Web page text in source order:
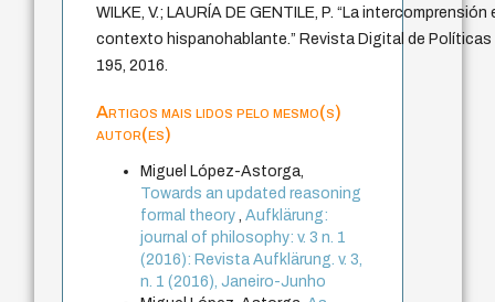
WILKE, V.; LAURÍA DE GENTILE, P. “La
contexto hispanohablante.” Revista Digital de
195, 2016.
Artigos mais lidos pelo mesmo(s)
autor(es)
Miguel López-Astorga,
Towards an updated reasoning
formal theory,Aufklärung:
journal of philosophy: v. 3 n. 1
(2016): Revista Aufklärung. v. 3,
n. 1 (2016), Janeiro-Junho